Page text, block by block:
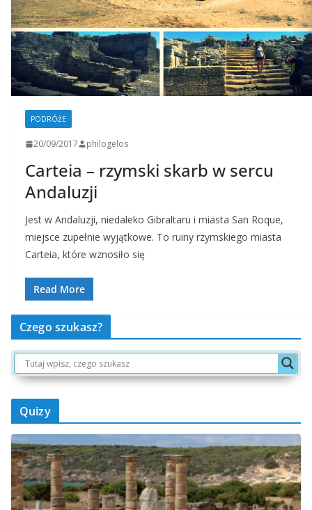
PODRÓŻE
20/09/2017 philogelos
Carteia – rzymski skarb w sercu
Andaluzji
Jest w Andaluzji, niedaleko Gibraltaru i miasta San Roque,
miejsce zupełnie wyjątkowe. To ruiny rzymskiego miasta
Carteia, które wznosiło się
Read More
Czego szukasz?
Quizy